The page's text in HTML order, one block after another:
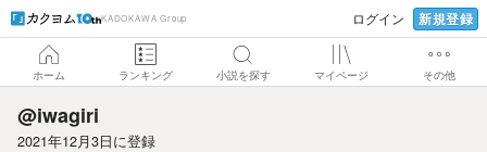
KADOKAWA Group ログイン 新規登録
ホーム ランキング 小説を探す マイページ その他
@iwagiri
2021年12月3日に登録